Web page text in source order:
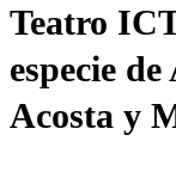
Teatro
especie
Acosta y